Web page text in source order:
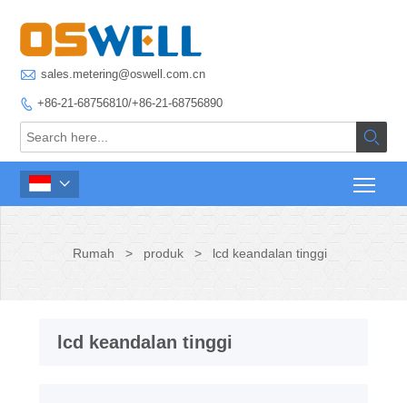
 sales.metering@oswell.com.cn
 +86-21-68756810/+86-21-68756890


Rumah > produk > lcd keandalan tinggi
lcd keandalan tinggi